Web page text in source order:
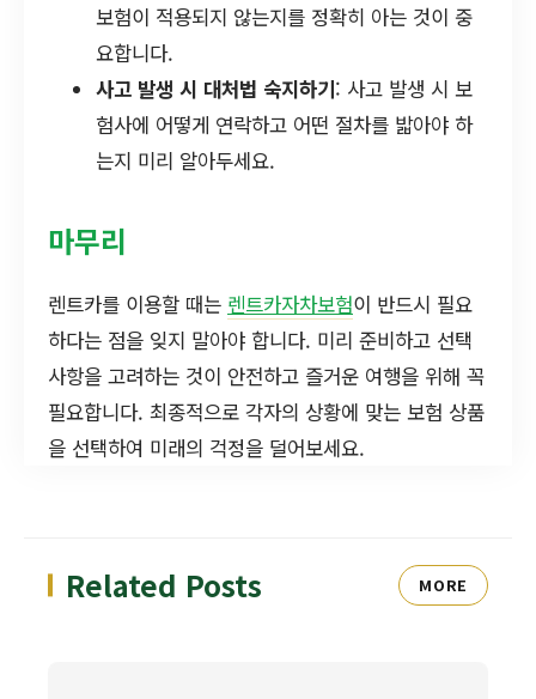
보험이 적용되지 않는지를 정확히 아는 것이 중
요합니다.
사고 발생 시 대처법 숙지하기: 사고 발생 시 보
험사에 어떻게 연락하고 어떤 절차를 밟아야 하
는지 미리 알아두세요.
마무리
렌트카를 이용할 때는 렌트카자차보험이 반드시 필요
하다는 점을 잊지 말아야 합니다. 미리 준비하고 선택
사항을 고려하는 것이 안전하고 즐거운 여행을 위해 꼭
필요합니다. 최종적으로 각자의 상황에 맞는 보험 상품
을 선택하여 미래의 걱정을 덜어보세요.
Related Posts MORE